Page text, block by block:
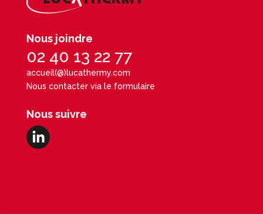
Nous joindre
02 40 13 22 77
accueil(@)lucathermy.com
Nous contacter via le formulaire
Nous suivre